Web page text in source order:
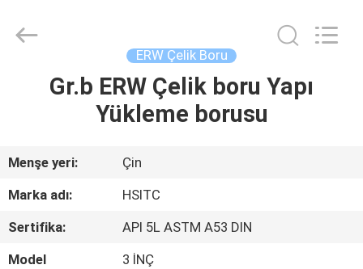
EVDE
BIZIM
HAKKIMIZDA
Co.,Ltd.
ERW Çelik Boru
Gr.b ERW Çelik boru Yapı
Yükleme borusu
Menşe yeri:
Çin
Marka adı:
HSITC
Sertifika:
API 5L ASTM A53 DIN
Model
3 İNÇ